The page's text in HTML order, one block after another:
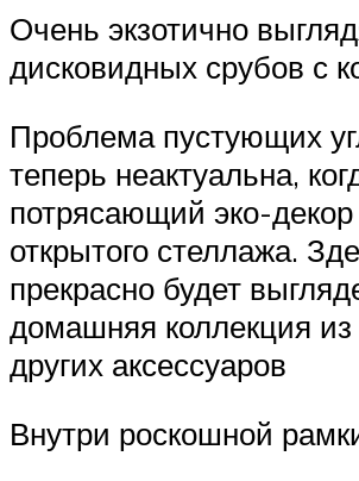
Очень экзотично
дисковидных срубов с
Проблема пустующих
теперь неактуальна,
потрясающий эко-
открытого стеллажа.
прекрасно будет
домашняя коллекция из
других аксессуаров
Внутри роскошной